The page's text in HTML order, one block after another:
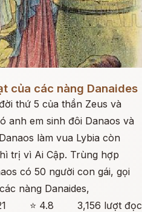
của các nàng Danaides
thứ 5 của thần Zeus và
anh em sinh đôi Danaos và
làm vua Lybia còn
trị vì Ai Cập. Trùng hợp
có 50 người con gái, gọi
nàng Danaides,
⭐ 4.8
3,156 lượt đọc